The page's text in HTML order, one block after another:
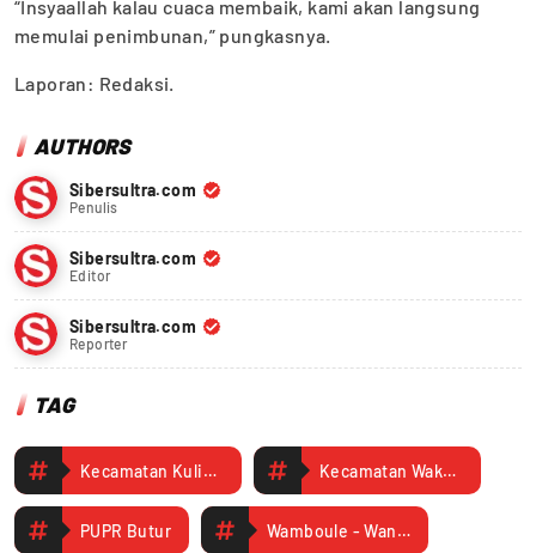
“Insyaallah kalau cuaca membaik, kami akan langsung
memulai penimbunan,” pungkasnya.
Laporan: Redaksi.
AUTHORS
Sibersultra.com
Penulis
Sibersultra.com
Editor
Sibersultra.com
Reporter
TAG
Kecamatan Kulisusu Utara Kecamatan Wakorut
PUPR Butur Wamboule - Wantulasi